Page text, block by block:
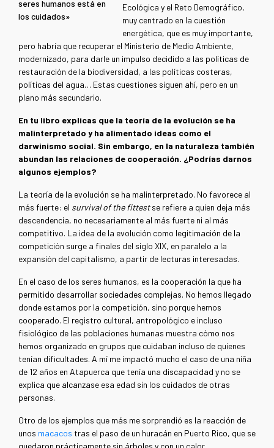
seres humanos está en
los cuidados»
Ecológica y el Reto Demográfico,
muy centrado en la cuestión
energética, que es muy importante,
pero habría que recuperar el Ministerio de Medio Ambiente,
modernizado, para darle un impulso decidido a las políticas de
restauración de la biodiversidad, a las políticas costeras,
políticas del agua… Estas cuestiones siguen ahí, pero en un
plano más secundario.
En tu libro explicas que la teoría de la evolución se ha
malinterpretado y ha alimentado ideas como el
darwinismo social. Sin embargo, en la naturaleza también
abundan las relaciones de cooperación. ¿Podrías darnos
algunos ejemplos?
La teoría de la evolución se ha malinterpretado. No favorece al
más fuerte: el survival of the fittestse refiere a quien deja más
descendencia, no necesariamente al más fuerte ni al más
competitivo. La idea de la evolución como legitimación de la
competición surge a finales del siglo XIX, en paralelo a la
expansión del capitalismo, a partir de lecturas interesadas.
En el caso de los seres humanos, es la cooperación la que ha
permitido desarrollar sociedades complejas. No hemos llegado
donde estamos por la competición, sino porque hemos
cooperado. El registro cultural, antropológico e incluso
fisiológico de las poblaciones humanas muestra cómo nos
hemos organizado en grupos que cuidaban incluso de quienes
tenían dificultades. A mí me impactó mucho el caso de una niña
de 12 años en Atapuerca que tenía una discapacidad y no se
explica que alcanzase esa edad sin los cuidados de otras
personas.
Otro de los ejemplos que más me sorprendió es la reacción de
unos macacos tras el paso de un huracán en Puerto Rico, que se
quedaron prácticamente sin árboles y con un calor